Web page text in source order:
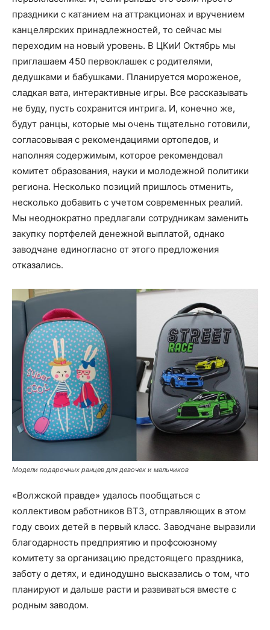
праздники с катанием на аттракционах и вручением
канцелярских принадлежностей, то сейчас мы
переходим на новый уровень. В ЦКиИ Октябрь мы
приглашаем 450 первоклашек с родителями,
дедушками и бабушками. Планируется мороженое,
сладкая вата, интерактивные игры. Все рассказывать
не буду, пусть сохранится интрига. И, конечно же,
будут ранцы, которые мы очень тщательно готовили,
согласовывая с рекомендациями ортопедов, и
наполняя содержимым, которое рекомендовал
комитет образования, науки и молодежной политики
региона. Несколько позиций пришлось отменить,
несколько добавить с учетом современных реалий.
Мы неоднократно предлагали сотрудникам заменить
закупку портфелей денежной выплатой, однако
заводчане единогласно от этого предложения
отказались.
Модели подарочных ранцев для девочек и мальчиков
«Волжской правде» удалось пообщаться с
коллективом работников ВТЗ, отправляющих в этом
году своих детей в первый класс. Заводчане выразили
благодарность предприятию и профсоюзному
комитету за организацию предстоящего праздника,
заботу о детях, и единодушно высказались о том, что
планируют и дальше расти и развиваться вместе с
родным заводом.